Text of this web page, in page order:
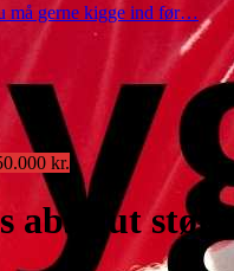
må gerne kigge ind før…
kr.
absolut